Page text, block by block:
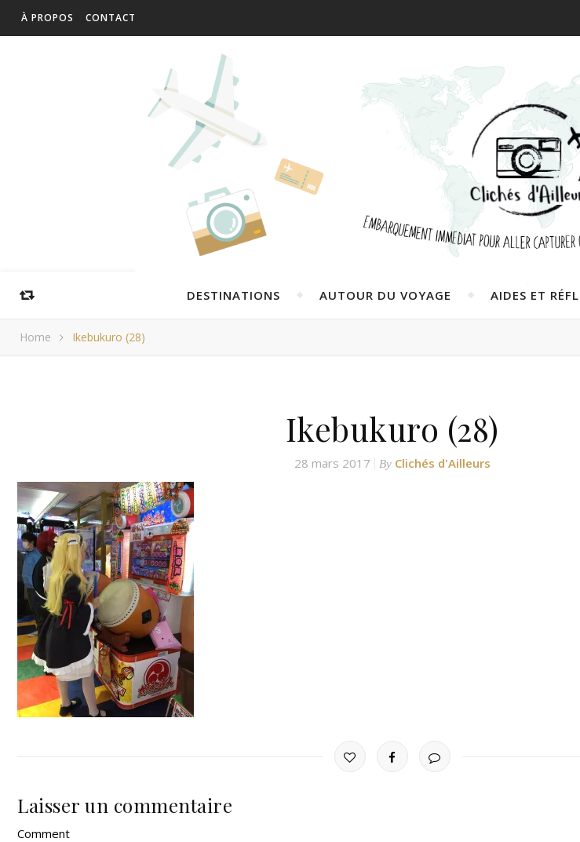
À PROPOS CONTACT
DESTINATIONS AUTOUR DU VOYAGE AIDES ET
Home Ikebukuro (28)
Ikebukuro (28)
28 mars 2017 By Clichés d'Ailleurs
Laisser un commentaire
Comment